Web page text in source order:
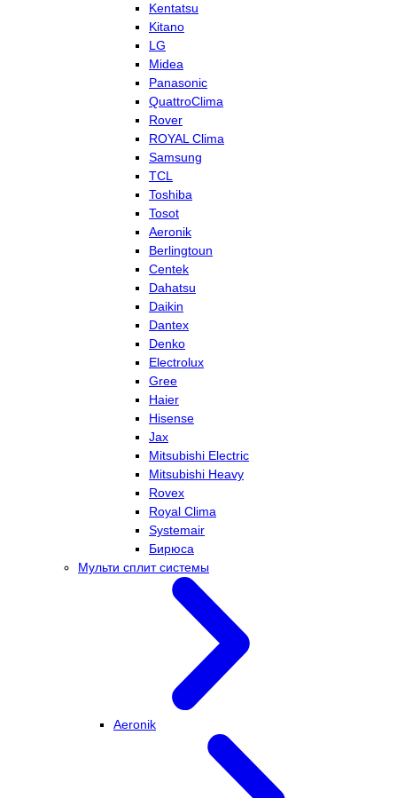
Kentatsu
Kitano
LG
Midea
Panasonic
QuattroClima
Rover
ROYAL Clima
Samsung
TCL
Toshiba
Tosot
Aeronik
Berlingtoun
Centek
Dahatsu
Daikin
Dantex
Denko
Electrolux
Gree
Haier
Hisense
Jax
Mitsubishi Electric
Mitsubishi Heavy
Rovex
Royal Clima
Systemair
Бирюса
Мульти сплит системы
Aeronik